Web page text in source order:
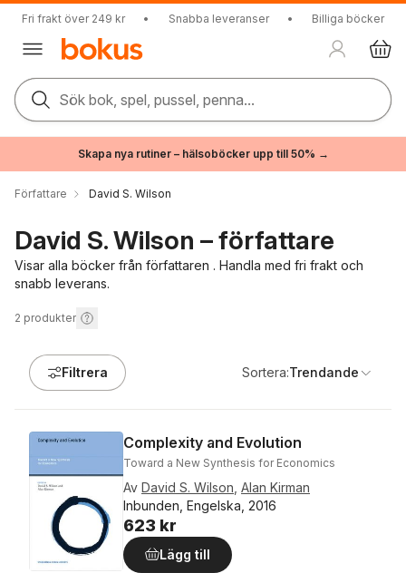
Fri frakt över 249 kr • Snabba leveranser • Billiga böcker
Sök bok, spel, pussel, penna...
Skapa nya rutiner – hälsoböcker upp till 50% →
Författare David S. Wilson
David S. Wilson – författare
Visar alla böcker från författaren . Handla med fri frakt och
snabb leverans.
2 produkter
Filtrera Sortera:Trendande
Complexity and Evolution
Toward a New Synthesis for Economics
Av David S. Wilson Alan Kirman
Inbunden, Engelska, 2016
623 kr
Lägg till